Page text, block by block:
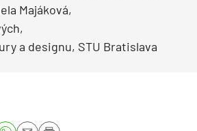
Majáková,­
a designu, STU Bratislava